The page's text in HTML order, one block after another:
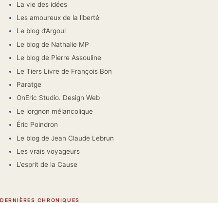
La vie des idées
Les amoureux de la liberté
Le blog d’Argoul
Le blog de Nathalie MP
Le blog de Pierre Assouline
Le Tiers Livre de François Bon
Paratge
OnEric Studio. Design Web
Le lorgnon mélancolique
Éric Poindron
Le blog de Jean Claude Lebrun
Les vrais voyageurs
L’esprit de la Cause
DERNIÈRES CHRONIQUES